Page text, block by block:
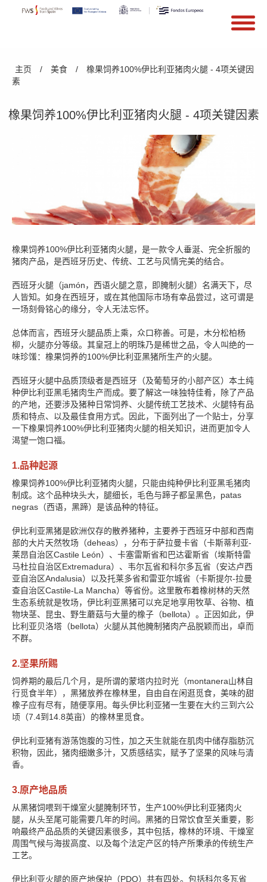
Search form
主页 / 美食 /
橡果饲养100%伊比利亚猪肉火腿 - 4项关键因
素
橡果饲养100%伊比利亚猪肉火腿 - 4项关键因素
橡果饲养100%伊比利亚猪肉火腿，是一款令人垂涎、完全折服的
猪肉产品，是西班牙历史、传统、工艺与风情完美的结合。
西班牙火腿（jamón，西语火腿之意，即腌制火腿）名满天下，尽
人皆知。如身在西班牙，或在其他国际市场有幸品尝过，这可谓是
一场刻骨铭心的缘分，令人无法忘怀。
总体而言，西班牙火腿品质上乘，众口称善。可是，木分松柏杨
柳，火腿亦分等级。其皇冠上的明珠乃是稀世之品，令人叫绝的一
味珍馐：橡果饲养的100%伊比利亚黑猪所生产的火腿。
西班牙火腿中品质顶级者是西班牙（及葡萄牙的小部产区）本土纯
种伊比利亚黑毛猪肉生产而成。要了解这一味独特佳肴，除了产品
的产地，还要涉及猪种日常饲养、火腿传统工艺技术、火腿特有品
质和特点、以及最佳食用方式。因此，下面列出了一个贴士，分享
一下橡果饲养100%伊比利亚猪肉火腿的相关知识，进而更加令人
渴望一饱口福。
1.品种起源
橡果饲养100%伊比利亚猪肉火腿，只能由纯种伊比利亚黑毛猪肉
制成。这个品种块头大，腿细长，毛色与蹄子都呈黑色，patas
negras（西语，黑蹄）是该品种的特征。
伊比利亚黑猪是欧洲仅存的散养猪种，主要养于西班牙中部和西南
部的大片天然牧场（deheas），分布于萨拉曼卡省（卡斯蒂利亚-
莱昂自治区Castile León）、卡塞雷斯省和巴达霍斯省（埃斯特雷
马杜拉自治区Extremadura）、韦尔瓦省和科尔多瓦省（安达卢西
亚自治区Andalusia）以及托莱多省和雷亚尔城省（卡斯提尔-拉曼
查自治区Castile-La Mancha）等省份。这里散布着橡树林的天然
生态系统就是牧场，伊比利亚黑猪可以充足地享用牧草、谷物、植
物块茎、昆虫、野生蘑菇与大量的橡子（bellota）。正因如此，伊
比利亚贝洛塔（bellota）火腿从其他腌制猪肉产品脱颖而出，卓而
不群。
2.坚果所赐
饲养期的最后几个月，是所谓的蒙塔内拉时光（montanera山林自
行觅食半年），黑猪放养在橡林里，自由自在闲逛觅食，美味的甜
橡子应有尽有，随便享用。每头伊比利亚猪一生要在大约三到六公
顷（7.4到14.8英亩）的橡林里觅食。
伊比利亚猪有游荡饱腹的习性，加之天生就能在肌肉中储存脂肪沉
积物，因此，猪肉细嫩多汁，又质感结实，赋予了坚果的风味与清
香。
3.原产地品质
从黑猪饲喂到干燥室火腿腌制环节，生产100%伊比利亚猪肉火
腿，从头至尾可能需要几年的时间。黑猪的日常饮食至关重要，影
响最终产品品质的关键因素很多，其中包括，橡林的环境、干燥室
周围气候与海拔高度、以及每个法定产区的特产所秉承的传统生产
工艺。
伊比利亚火腿的原产地保护（PDO）共有四处。包括科尔多瓦省